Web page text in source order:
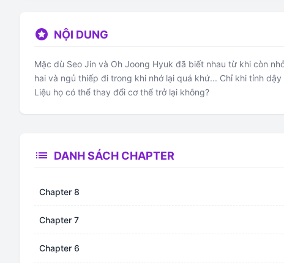
stars NỘI DUNG
Mặc dù Seo Jin và Oh Joong Hyuk đã biết nhau từ khi còn
hai và ngủ thiếp đi trong khi nhớ lại quá khứ... Chỉ khi tỉnh
Liệu họ có thể thay đổi cơ thể trở lại không?
list DANH SÁCH CHAPTER
Chapter 8
Chapter 7
Chapter 6